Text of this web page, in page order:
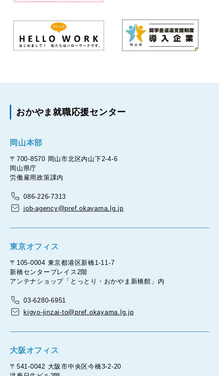
おかやま就職応援センター
岡山本部
〒700-8570 岡山市北区内山下2-4-6
岡山県庁
労働雇用政策課内
086-226-7313
job-agency@pref.okayama.lg.jp
東京オフィス
〒105-0004 東京都港区新橋1-11-7
新橋センタープレイス2階
アンテナショップ「とっとり・おかやま新橋館」内
03-6280-6951
kigyo-jinzai-to@pref.okayama.lg.jp
大阪オフィス
〒541-0042 大阪市中央区今橋3-2-20